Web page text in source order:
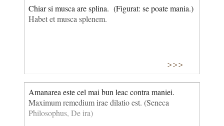
Chiar si musca are splina. (Figurat: se poate mania.)
Habet et musca splenem.
>>>
Amanarea este cel mai bun leac contra maniei.
Maximum remedium irae dilatio est. (Seneca
Philosophus, De ira)